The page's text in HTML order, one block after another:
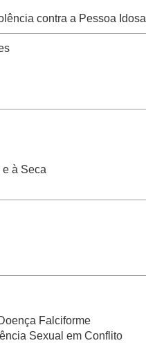
contra a Pessoa Idosa
à Seca
Falciforme
Sexual em Conflito